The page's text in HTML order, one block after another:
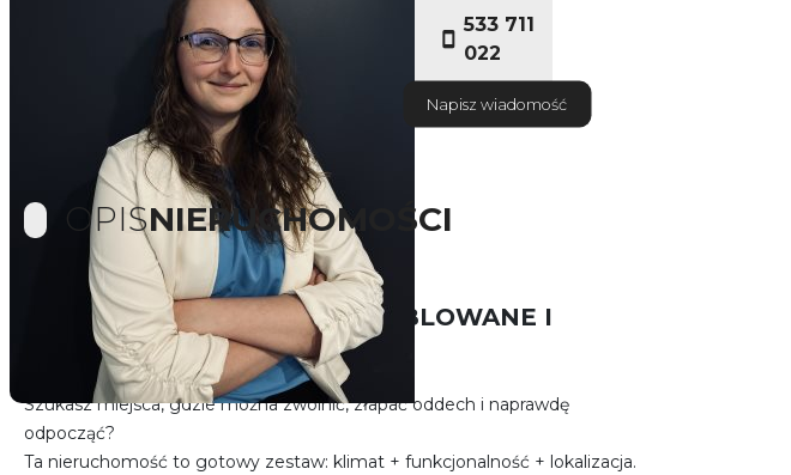
533 711
022
Napisz wiadomość
OPISNIERUCHOMOŚCI
DWA GOTOWE DOMKI - UMEBLOWANE I
WYPOSAŻONE
Szukasz miejsca, gdzie można zwolnić, złapać oddech i naprawdę
odpocząć?
Ta nieruchomość to gotowy zestaw: klimat + funkcjonalność + lokalizacja.